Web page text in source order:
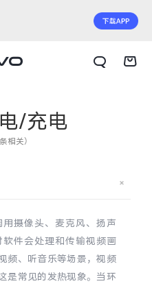
X Fold6
/充电
相关）
摄像头、麦克风、扬声
件会处理和传输视频画
频、听音乐等场景，视频
是常见的发热现象。当环